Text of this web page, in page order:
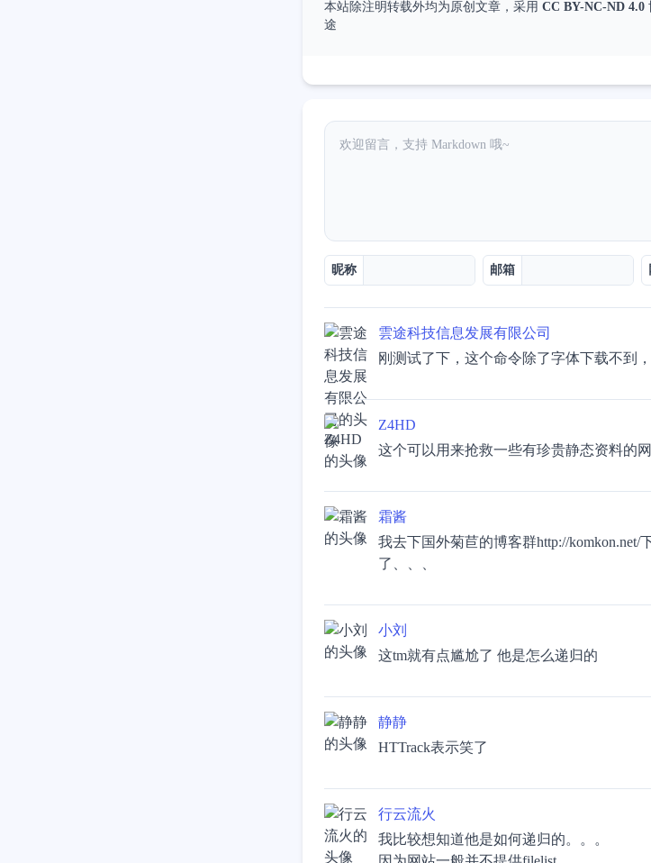
本站除注明转载外均为原创文章，采用 CC BY-NC-ND 4.0
途
昵称 邮箱
雲途科技信息发展有限公司
刚测试了下，这个命令除了字体下载不到
Z4HD
这个可以用来抢救一些有珍贵静态资料的
霜酱
我去下国外菊苣的博客群http://
了、、、
小刘
这tm就有点尴尬了 他是怎么递归的
静静
HTTrack表示笑了
行云流火
我比较想知道他是如何递归的。。。